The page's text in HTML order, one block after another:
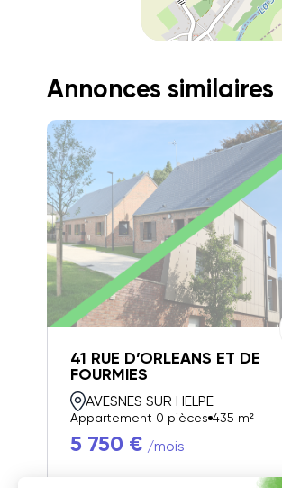
Annonces similaires
41 RUE D’ORLEANS ET DE
FOURMIES
AVESNES SUR HELPE
Appartement 0 pièces 435 m²
5 750 € /mois